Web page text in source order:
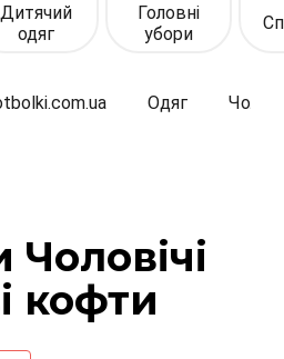
Дитячий
одяг
Головні
убори
Одяг
Чоловічі
кофти